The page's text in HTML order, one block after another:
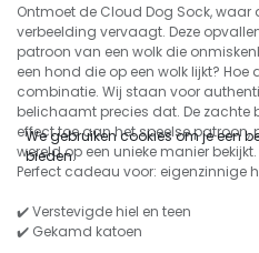
Ontmoet de Cloud Dog Sock, waar
verbeelding vervaagt. Deze
patroon van een wolk die
een hond die op een wolk lijkt? Hoe
combinatie. Wij staan voor
belichaamt precies dat. De zachte
effect toe aan het speelse patroon,
wereld op een unieke manier bekijkt.
Perfect cadeau voor: eigenzinnige
✔️ Verstevigde hiel en teen
✔️ Gekamd katoen
We gebruiken cookies om je een
bieden.